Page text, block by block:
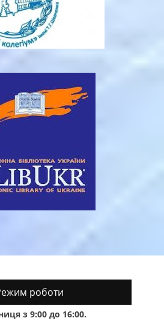
роботи
з 9:00 до 16:00.